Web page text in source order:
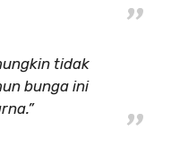
tidak
bunga ini